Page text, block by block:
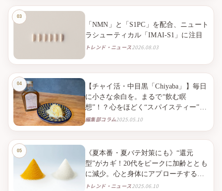
月より臨床試験販売を開始
「NMN」と「S1PC」を配合、ニュート
ラシューティカル「IMAI-S1」に注目
トレンド・ニュース 2026.08.03
【チャイ活・中目黒「Chiyaba」】毎日
に小さな余白を。まるで“飲む瞑
想”！？心をほどく“スパイスティー”と
の出会い。
編集部コラム2025.05.10
《夏本番・夏バテ対策にも》“還元
型”がカギ！20代をピークに加齢ととも
に減少。心と身体にアプローチする
「還元型コエンザイムQ10」で、毎日
トレンド・ニュース2025.06.10